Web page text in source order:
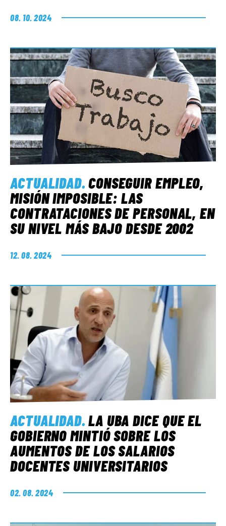
08. 10. 2024
ACTUALIDAD.CONSEGUIR EMPLEO,
MISIÓN IMPOSIBLE: LAS
CONTRATACIONES DE PERSONAL, EN
SU NIVEL MÁS BAJO DESDE 2002
12. 08. 2024
ACTUALIDAD.LA UBA DICE QUE EL
GOBIERNO MINTIÓ SOBRE LOS
AUMENTOS DE LOS SALARIOS
DOCENTES UNIVERSITARIOS
02. 08. 2024